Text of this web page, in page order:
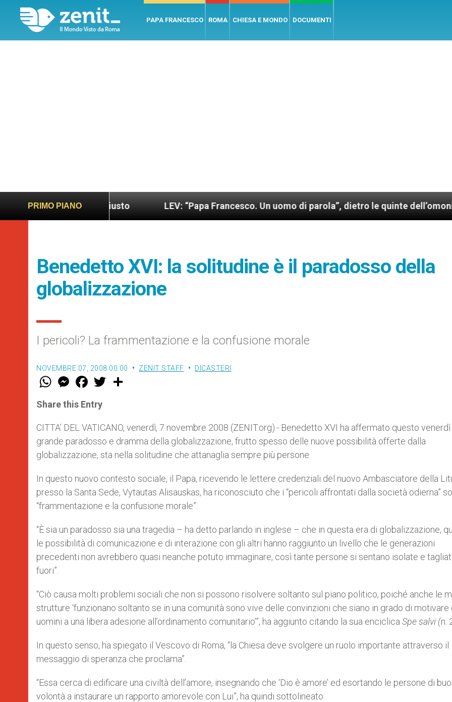
PAPA FRANCESCO ROMA CHIESA E MONDO DOCUMENTI
PRIMO PIANO
più sano e giusto LEV: “Papa Francesco. Un uomo di parola”, dietro le quinte dell’omonimo film di
Benedetto XVI: la solitudine è il paradosso della
globalizzazione
I pericoli? La frammentazione e la confusione morale
NOVEMBRE 07, 2008 00:00 ZENIT STAFF DICASTERI
W
t
s
p
p
M
e
s
e
g
e
r
F
a
e
b
o
k
w
r
Share this Entry
CITTA’ DEL VATICANO, venerdì, 7 novembre 2008 (ZENIT.org).- Benedetto XVI ha affermato questo venerdì
grande paradosso e dramma della globalizzazione, frutto spesso delle nuove possibilità offerte dalla
globalizzazione, sta nella solitudine che attanaglia sempre più persone.
In questo nuovo contesto sociale, il Papa, ricevendo le lettere credenziali del nuovo Ambasciatore della
presso la Santa Sede, Vytautas Alisauskas, ha riconosciuto che i “pericoli affrontati dalla società odierna”
“frammentazione e la confusione morale”.
“È sia un paradosso sia una tragedia – ha detto parlando in inglese – che in questa era di globalizzazione,
le possibilità di comunicazione e di interazione con gli altri hanno raggiunto un livello che le generazioni
precedenti non avrebbero quasi neanche potuto immaginare, così tante persone si sentano isolate e
fuori”.
“Ciò causa molti problemi sociali che non si possono risolvere soltanto sul piano politico, poiché anche le
strutture ‘funzionano soltanto se in una comunità sono vive delle convinzioni che siano in grado di motivare
uomini a una libera adesione all’ordinamento comunitario’”, ha aggiunto citando la sua enciclica Spe salvi (n.
In questo senso, ha spiegato il Vescovo di Roma, “la Chiesa deve svolgere un ruolo importante attraverso il
messaggio di speranza che proclama”.
“Essa cerca di edificare una civiltà dell’amore, insegnando che ‘Dio è amore’ ed esortando le persone di
volontà a instaurare un rapporto amorevole con Lui”, ha quindi sottolineato.